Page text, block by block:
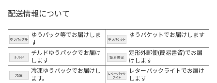
配送情報について
ゆうパック等でお届けしま
す
ゆうパケットでお届けします
チルドゆうパックでお届け
します
定形外郵便(簡易書留)でお届
けします
冷凍ゆうパックでお届けし
ます。
レターパックライトでお届け
します